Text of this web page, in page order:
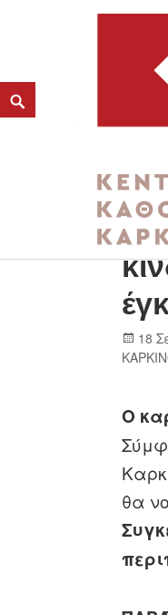
K3
ΚΕΝΤΡΟ
18
Ο
θα